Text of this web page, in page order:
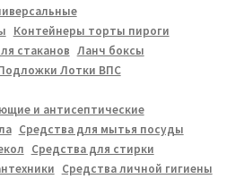
Контейнеры торты пироги
стаканов Ланч боксы
Лотки ВПС
и антисептические
Средства для мытья посуды
Средства для стирки
Средства личной гигиены